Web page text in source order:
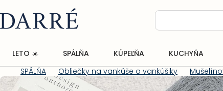
na
obsah
LETO ☀️ SPÁLŇA KÚPEĽŇA KUCHYŇA
Domov
SPÁLŇA Obliečky na vankúše a vankúšiky